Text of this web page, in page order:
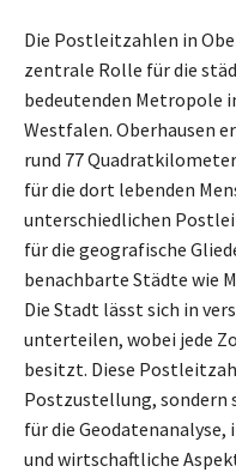
Die Postleitzahlen in
zentrale Rolle für die
bedeutenden Metropole
Westfalen. Oberhausen
rund 77
für die dort lebenden
unterschiedlichen
für die geografische
benachbarte Städte wie
Die Stadt lässt sich in
unterteilen, wobei jede
besitzt. Diese
Postzustellung, sondern
für die Geodatenanalyse,
und wirtschaftliche